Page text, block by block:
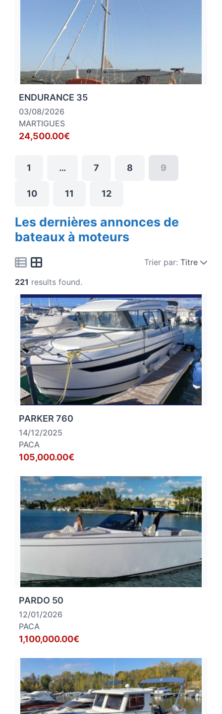
ENDURANCE 35
03/08/2026
MARTIGUES
24,500.00€
1 … 7 8 9
10 11 12
Les dernières annonces de
bateaux à moteurs
Trier par: Titre
221 results found.
PARKER 760
14/12/2025
PACA
105,000.00€
PARDO 50
12/01/2026
PACA
1,100,000.00€